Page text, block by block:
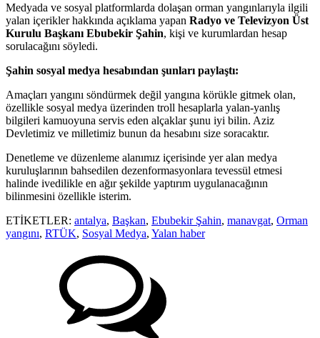
Medyada ve sosyal platformlarda dolaşan orman yangınlarıyla ilgili
yalan içerikler hakkında açıklama yapan Radyo ve Televizyon Üst
Kurulu Başkanı Ebubekir Şahin, kişi ve kurumlardan hesap
sorulacağını söyledi.
Şahin sosyal medya hesabından şunları paylaştı:
Amaçları yangını söndürmek değil yangına körükle gitmek olan,
özellikle sosyal medya üzerinden troll hesaplarla yalan-yanlış
bilgileri kamuoyuna servis eden alçaklar şunu iyi bilin. Aziz
Devletimiz ve milletimiz bunun da hesabını size soracaktır.
Denetleme ve düzenleme alanımız içerisinde yer alan medya
kuruluşlarının bahsedilen dezenformasyonlara tevessül etmesi
halinde ivedilikle en ağır şekilde yaptırım uygulanacağının
bilinmesini özellikle isterim.
ETİKETLER: antalya, Başkan, Ebubekir Şahin, manavgat, Orman
yangını, RTÜK, Sosyal Medya, Yalan haber